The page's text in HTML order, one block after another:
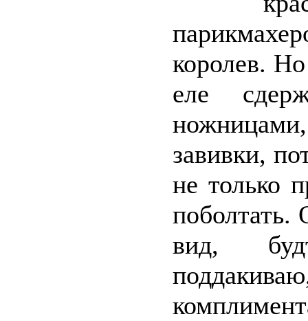
королев.
еле
завивки,
не только
поболтать.
вид,